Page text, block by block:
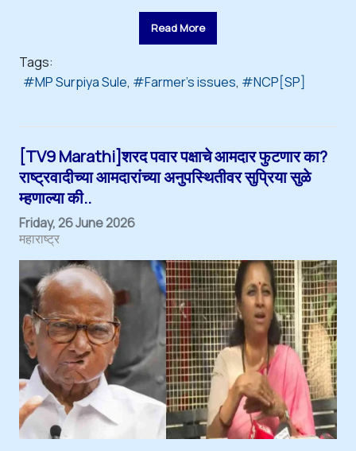
Read More
Tags:
MP Surpiya Sule
Farmer's issues NCP[SP]
[TV9 Marathi]शरद पवार पक्षाचे आमदार फुटणार का?
राष्ट्रवादीच्या आमदारांच्या अनुपस्थितीवर सुप्रिया सुळे
म्हणाल्या की..
Friday, 26 June 2026
महाराष्ट्र